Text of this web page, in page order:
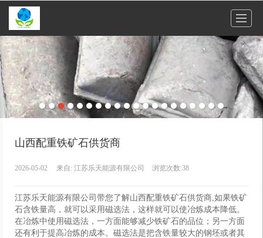
很遗憾，因您的浏览器版本过低导致无法获得最佳浏览体验，推荐下载安装谷歌浏览器！
山西配重铁矿石供货商
2026-05-02 来自: 江苏乐天能源有限公司 浏览次数:38
江苏乐天能源有限公司带您了解山西配重铁矿石供货商,如果铁矿
石含铁量高，就可以采用磁选法，这样就可以使冶炼成本降低。
在冶炼中使用磁选法，一方面能够减少铁矿石的品位；另一方面
还有利于提高冶炼的成本。磁选法是把含铁量较大的钢坯或者其